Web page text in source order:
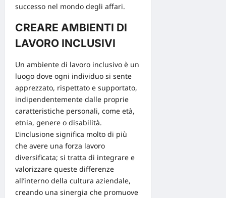
successo nel mondo degli affari.
CREARE AMBIENTI DI
LAVORO INCLUSIVI
Un ambiente di lavoro inclusivo è un
luogo dove ogni individuo si sente
apprezzato, rispettato e supportato,
indipendentemente dalle proprie
caratteristiche personali, come età,
etnia, genere o disabilità.
L’inclusione significa molto di più
che avere una forza lavoro
diversificata; si tratta di integrare e
valorizzare queste differenze
all’interno della cultura aziendale,
creando una sinergia che promuove